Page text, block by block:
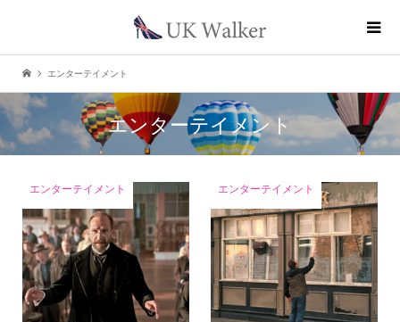
エンターテイメント
エンターテイメント
エンターテイメント エンターテイメント